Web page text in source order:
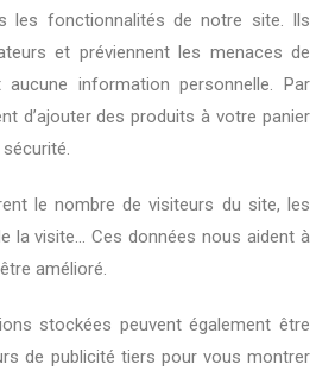
les fonctionnalités de notre site. Ils
et préviennent les menaces de
information personnelle. Par
d’ajouter des produits à votre panier
le nombre de visiteurs du site, les
la visite… Ces données nous aident à
amélioré.
stockées peuvent également être
de publicité tiers pour vous montrer